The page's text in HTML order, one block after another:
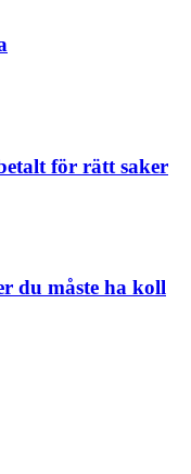
för rätt saker
du måste ha koll